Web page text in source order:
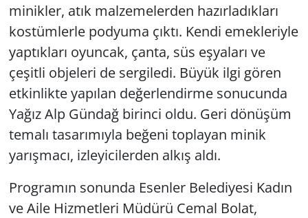
minikler, atık malzemelerden hazırladıkları
kostümlerle podyuma çıktı. Kendi emekleriyle
yaptıkları oyuncak, çanta, süs eşyaları ve
çeşitli objeleri de sergiledi. Büyük ilgi gören
etkinlikte yapılan değerlendirme sonucunda
Yağız Alp Gündağ birinci oldu. Geri dönüşüm
temalı tasarımıyla beğeni toplayan minik
yarışmacı, izleyicilerden alkış aldı.
Programın sonunda Esenler Belediyesi Kadın
ve Aile Hizmetleri Müdürü Cemal Bolat,